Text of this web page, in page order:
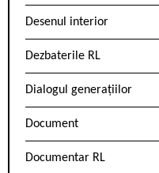
Desenul interior
Dezbaterile RL
Dialogul generațiilor
Document
Documentar RL